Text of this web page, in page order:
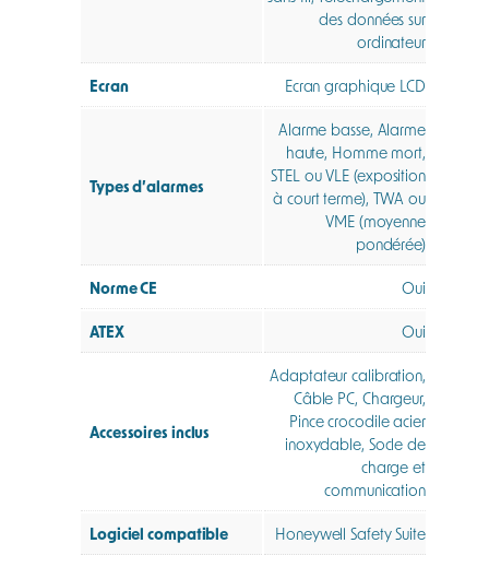
des données sur
ordinateur
Ecran Ecran graphique LCD
Types d’alarmes
Alarme basse, Alarme
haute, Homme mort,
STEL ou VLE (exposition
à court terme), TWA ou
VME (moyenne
pondérée)
Norme CE Oui
ATEX Oui
Accessoires inclus
Adaptateur calibration,
Câble PC, Chargeur,
Pince crocodile acier
inoxydable, Socle de
charge et
communication
Logiciel compatible Honeywell Safety Suite